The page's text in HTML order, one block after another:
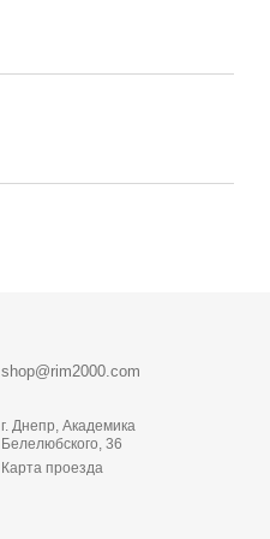
shop@rim2000.com
г. Днепр, Академика
Белелюбского, 36
Карта проезда